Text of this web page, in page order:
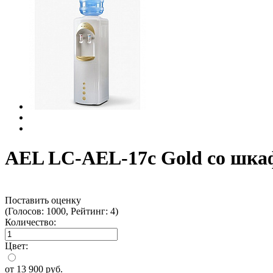
AEL LC-AEL-17c Gold со
Поставить оценку
(Голосов: 1000, Рейтинг: 4)
Количество:
Цвет:
от 13 900 руб.